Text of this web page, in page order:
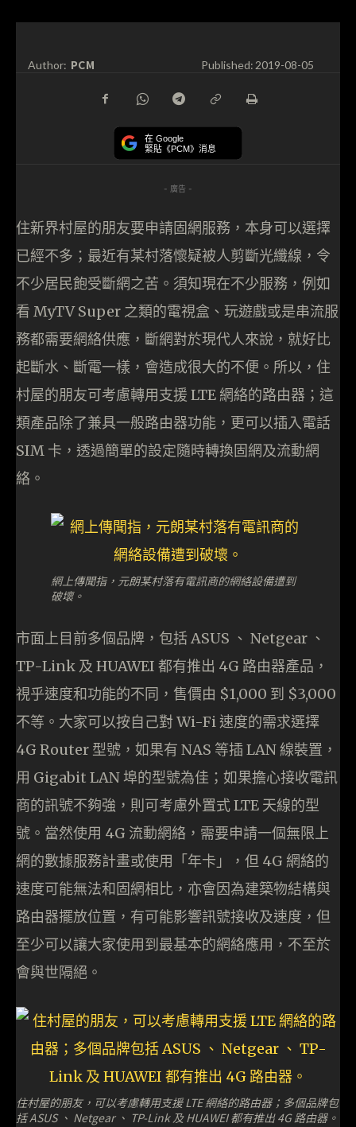
Author: PCM Published:2019-08-05
在 Google
緊貼《PCM》消息
- 廣告 -
住新界村屋的朋友要申請固網服務，本身可以選擇
已經不多；最近有某村落懷疑被人剪斷光纖線，令
不少居民飽受斷網之苦。須知現在不少服務，例如
看 MyTV Super 之類的電視盒、玩遊戲或是串流服
務都需要網絡供應，斷網對於現代人來說，就好比
起斷水、斷電一樣，會造成很大的不便。所以，住
村屋的朋友可考慮轉用支援 LTE 網絡的路由器；這
類產品除了兼具一般路由器功能，更可以插入電話
SIM 卡，透過簡單的設定隨時轉換固網及流動網
絡。
網上傳聞指，元朗某村落有電訊商的網絡設備遭到
破壞。
市面上目前多個品牌，包括 ASUS 、 Netgear 、
TP-Link 及 HUAWEI 都有推出 4G 路由器產品，
視乎速度和功能的不同，售價由 $1,000 到 $3,000
不等。大家可以按自己對 Wi-Fi 速度的需求選擇
4G Router 型號，如果有 NAS 等插 LAN 線裝置，
用 Gigabit LAN 埠的型號為佳；如果擔心接收電訊
商的訊號不夠強，則可考慮外置式 LTE 天線的型
號。當然使用 4G 流動網絡，需要申請一個無限上
網的數據服務計畫或使用「年卡」，但 4G 網絡的
速度可能無法和固網相比，亦會因為建築物結構與
路由器擺放位置，有可能影響訊號接收及速度，但
至少可以讓大家使用到最基本的網絡應用，不至於
會與世隔絕。
住村屋的朋友，可以考慮轉用支援 LTE 網絡的路由器；多個品牌包
括 ASUS 、 Netgear 、 TP-Link 及 HUAWEI 都有推出 4G 路由器。